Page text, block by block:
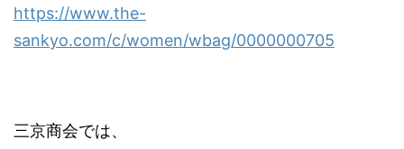
https://www.the-
sankyo.com/c/women/wbag/0000000705
三京商会では、